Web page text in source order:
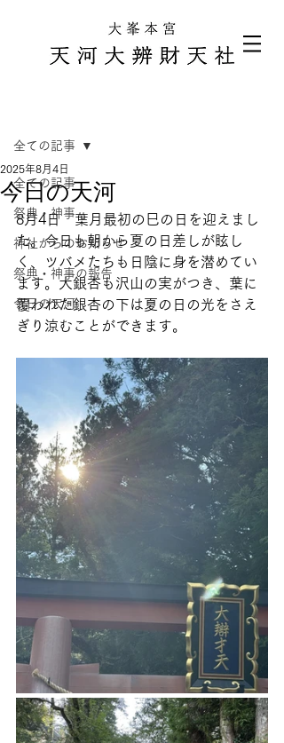
全ての記事
祭典・神事
神社からのお知らせ
祭典・神事の報告
今日の天河
全ての記事
今日の天河
2025年8月4日
8月4日　葉月最初の巳の日を迎えまし
た。今日も朝から夏の日差しが眩し
く、ツバメたちも日陰に身を潜めてい
ます。大銀杏も沢山の実がつき、葉に
覆われた銀杏の下は夏の日の光をさえ
ぎり涼むことができます。